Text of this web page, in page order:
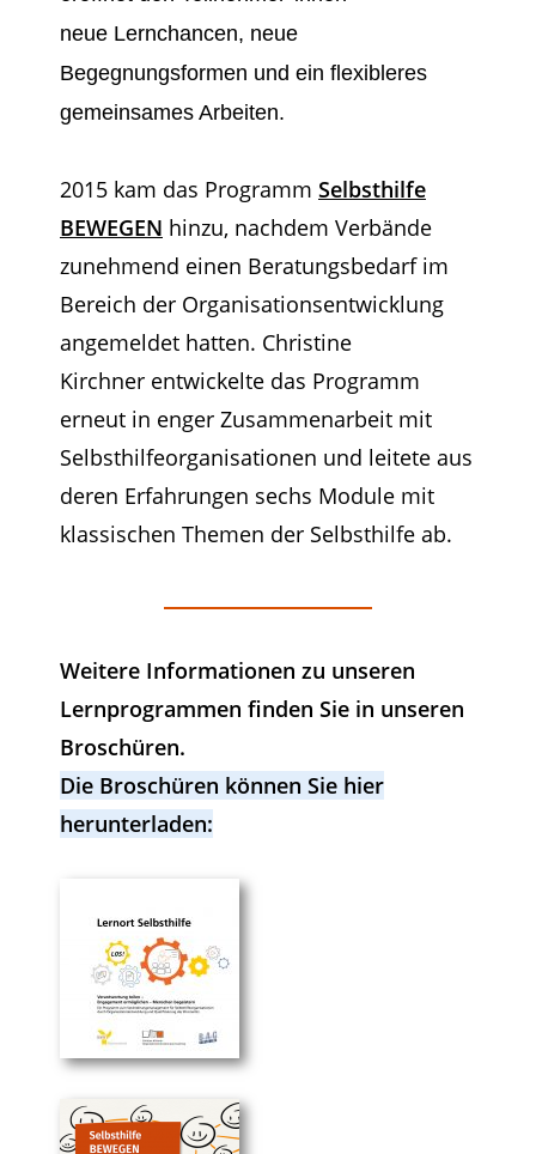
neue Lernchancen, neue
Begegnungsformen und ein flexibleres
gemeinsames Arbeiten.
2015 kam das Programm Selbsthilfe
BEWEGEN hinzu, nachdem Verbände
zunehmend einen Beratungsbedarf im
Bereich der Organisationsentwicklung
angemeldet hatten. Christine
Kirchner entwickelte das Programm
erneut in enger Zusammenarbeit mit
Selbsthilfeorganisationen und leitete aus
deren Erfahrungen sechs Module mit
klassischen Themen der Selbsthilfe ab.
Weitere Informationen zu unseren
Lernprogrammen finden Sie in unseren
Broschüren.
Die Broschüren können Sie hier
herunterladen: